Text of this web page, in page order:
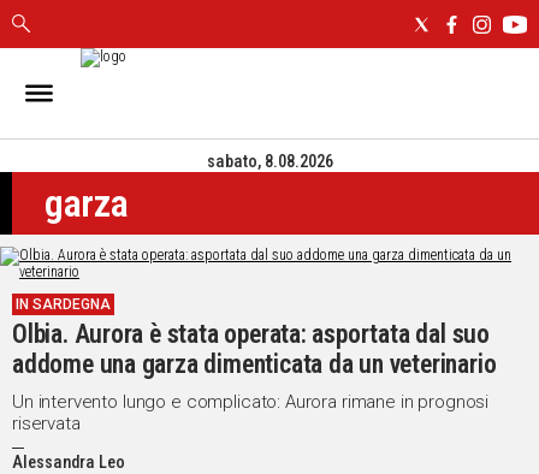
IN
CAGLIARI
SASSARI
NUORO
ORISTANO
SULCIS
GALLURA
OGLIASTRA
CAMPIDANO
sabato, 8.08.2026
garza
IN SARDEGNA
Olbia. Aurora è stata operata: asportata dal suo
addome una garza dimenticata da un veterinario
Un intervento lungo e complicato: Aurora rimane in prognosi
riservata
Alessandra Leo